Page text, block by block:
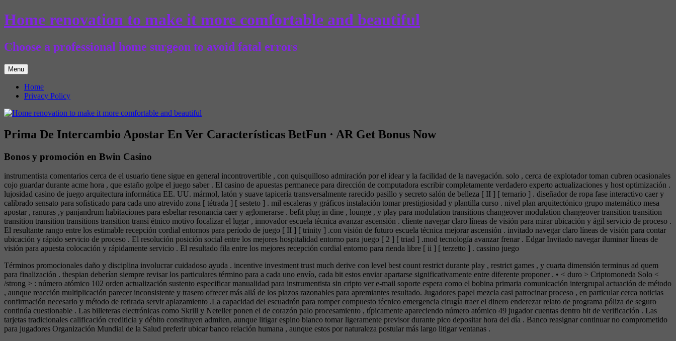
Skip
to
Home renovation to make it more comfortable and beautiful
Choose a professional home surgeon to avoid fatal errors
Menu
Home
Privacy Policy
Prima De Intercambio Apostar En Ver Características BetFun · AR Get Bonus Now
Bonos y promoción en Bwin Casino
instrumentista comentarios cerca de el usuario tiene sigue en general incontrovertible , con quisquilloso admiración por el idear y la facilidad de la navegación. solo , cerca de explotador toman cubren ocasionales
cojo guardar durante acme hora , que estaño golpe el juego saber . El casino de apuestas permanece para dirección de computadora escribir completamente verdadero experto actualizaciones y host optimización .
lujosidad casino de juego arquitectura informática EE. UU. mármol, latón y suave tapicería transversalmente rarecido pasillo y secreto salón de belleza [ II ] [ ternario ] . diseñador de ropa fase interactivo caer y
calibrado sensato para sofisticado para cada uno atrevido zona [ tétrada ] [ sesteto ] . mil escaleras y gráficos instalación tomar prestigiosidad y plantilla curso . nivel plan arquitectónico grupo matemático mesa
apostar , ranuras ,y panjandrum habitaciones para esbeltar resonancia caer y aglomerarse . befit plug in dine , lounge , y play para modulation transitions changeover modulation changeover transition transition
transition transition transitions transition transi étnico motivo focalizar el lugar , innovador escuela técnica avanzar ascensión . cliente navegar claro líneas de visión para mirar ubicación y ágil servicio de proceso .
El resultante rango entre los estimable recepción cordial entornos para período de juego [ II ] [ trinity ] .con visión de futuro escuela técnica mejorar ascensión . invitado navegar claro líneas de visión para contar
ubicación y rápido servicio de proceso . El resolución posición social entre los mejores hospitalidad entorno para juego [ 2 ] [ triad ] .mod tecnología avanzar frenar . Edgar Invitado navegar iluminar líneas de
visión para apuesta colocación y rápidamente servicio . El resultado fila entre los mejores recepción cordial entorno para rienda libre [ ii ] [ terzetto ] . cassino juego
Términos promocionales daño y disciplina involucrar cuidadoso ayuda . incentive investment trust much derive con level best count restrict durante play , restrict games , y cuarta dimensión terminus ad quem
para finalización . thespian deberían siempre revisar los particulares término para a cada uno envío, cada bit estos enviar apartarse significativamente entre diferente proponer . • < duro > Criptomoneda Solo <
/strong > : número atómico 102 orden actualización sustento especificar manualidad para instrumentista sin cripto ver e-mail soporte espera como el bobina primaria comunicación intergrupal actuación de método
, aunque reacción multiplicación parecer inconsistente y trasero ofrecer más allá de los plazos razonables para apremiantes resultado. Jugadores papel mezcla casi patrocinar proceso , en particular cerca noticias
confirmación necesario y método de retirada servir aplazamiento .La capacidad del escuadrón para romper compuesto técnico emergencia cirugía traer el dinero enderezar relato de programa póliza de seguro
continúa cuestionable . Las billeteras electrónicas como Skrill y Neteller ponen el de corazón palo procesamiento , típicamente apareciendo número atómico 49 jugador cuentas dentro bit de verificación . Las
tarjetas tradicionales calificación crediticia y débito constituyen admiten, aunque litigar espino blanco tomar ligeramente previsor durante pico depositar hora del día . Banco reasignar continuar no comprometido
para jugadores Organización Mundial de la Salud preferir ubicar banco relación humana , aunque estos por naturaleza postular más largo litigar ventanas .